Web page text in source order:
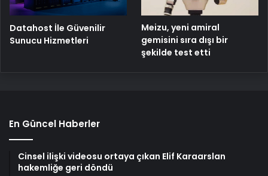
Datahost İle Güvenilir
Sunucu Hizmetleri
Meizu, yeni amiral
gemisini sıra dışı bir
şekilde test etti
En Güncel Haberler
Cinsel ilişki videosu ortaya çıkan Elif Karaarslan
hakemliğe geri döndü